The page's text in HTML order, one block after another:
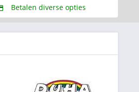
Betalen diverse opties